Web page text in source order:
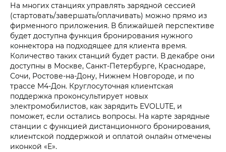
На многих станциях управлять зарядной сессией
(стартовать/завершать/оплачивать) можно прямо из
фирменного приложения. В ближайшей перспективе
будет доступна функция бронирования нужного
коннектора на подходящее для клиента время.
Количество таких станций будет расти. В декабре они
доступны в Москве, Санкт-Петербурге, Краснодаре,
Сочи, Ростове-на-Дону, Нижнем Новгороде, и по
трассе М4-Дон. Круглосуточная клиентская
поддержка проконсультирует новых
электромобилистов, как зарядить EVOLUTE, и
поможет, если остались вопросы. На карте зарядные
станции с функцией дистанционного бронирования,
клиентской поддержкой и оплатой онлайн отмечены
иконкой «E».